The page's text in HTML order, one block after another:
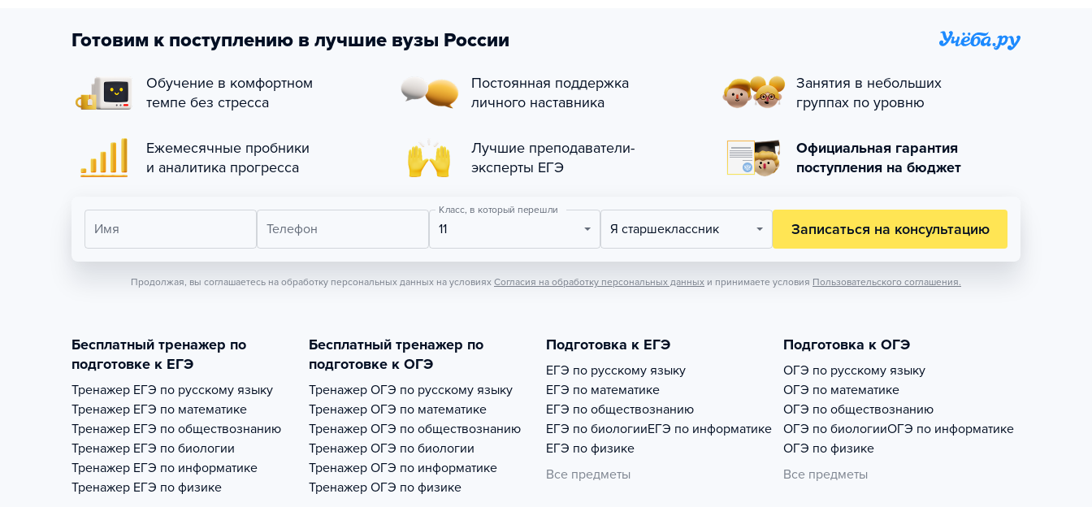
Готовим к поступлению в лучшие вузы России
Обучение в комфортном
темпе без стресса
Постоянная поддержка
личного наставника
Занятия в небольших
группах по уровню
Ежемесячные пробники
и аналитика прогресса
Лучшие преподаватели-
эксперты ЕГЭ
Официальная гарантия
поступления на бюджет
Имя Телефон
Класс, в который перешли
11 Я старшеклассник Записаться на консультацию
Продолжая, вы соглашаетесь на обработку персональных данных на условиях Согласия на обработку персональных данных и принимаете условия Пользовательского соглашения.
Бесплатный тренажер по
подготовке к ЕГЭ
Тренажер ЕГЭ по русскому языку
Тренажер ЕГЭ по математике
Тренажер ЕГЭ по обществознанию
Тренажер ЕГЭ по биологии
Тренажер ЕГЭ по информатике
Тренажер ЕГЭ по физике
Бесплатный тренажер по
подготовке к ОГЭ
Тренажер ОГЭ по русскому языку
Тренажер ОГЭ по математике
Тренажер ОГЭ по обществознанию
Тренажер ОГЭ по биологии
Тренажер ОГЭ по информатике
Тренажер ОГЭ по физике
Подготовка к ЕГЭ
ЕГЭ по русскому языку
ЕГЭ по математике
ЕГЭ по обществознанию
ЕГЭ по биологииЕГЭ по информатике
ЕГЭ по физике
Все предметы
Подготовка к ОГЭ
ОГЭ по русскому языку
ОГЭ по математике
ОГЭ по обществознанию
ОГЭ по биологииОГЭ по информатике
ОГЭ по физике
Все предметы